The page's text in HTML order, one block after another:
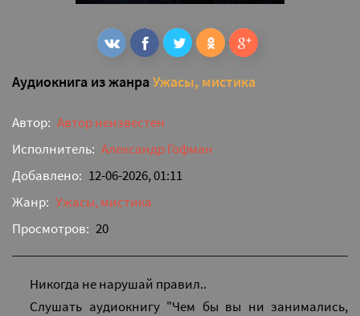
Аудиокнига из жанра Ужасы, мистика
Автор: Автор неизвестен
Исполнитель: Александр Гофман
Добавлено: 12-06-2026, 01:11
Жанр: Ужасы, мистика
Просмотров: 20
Никогда не нарушай правил..
Слушать аудиокнигу "Чем бы вы ни занимались,